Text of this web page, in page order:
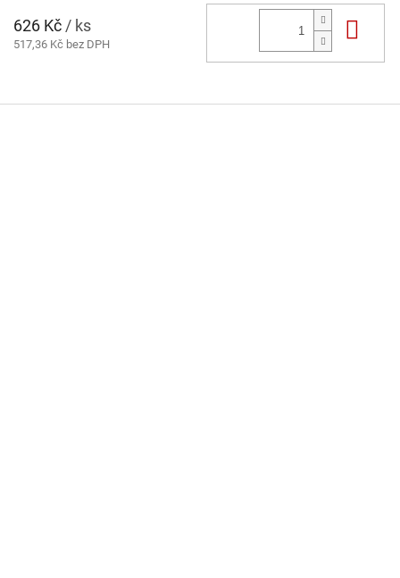
626 Kč / ks
517,36 Kč bez DPH